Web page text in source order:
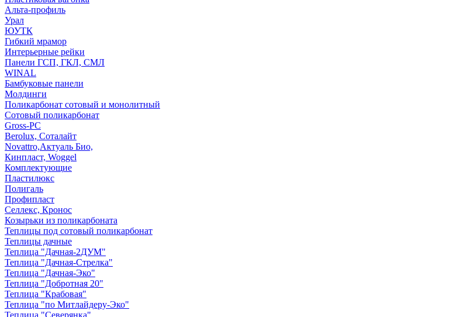
Альта-профиль
Урал
ЮУТК
Гибкий мрамор
Интерьерные рейки
Панели ГСП, ГКЛ, СМЛ
WINAL
Бамбуковые панели
Молдинги
Поликарбонат сотовый и монолитный
Сотовый поликарбонат
Gross-PC
Berolux, Соталайт
Novattro,Актуаль Био,
Кинпласт, Woggel
Комплектующие
Пластилюкс
Полигаль
Профипласт
Селлекс, Кронос
Козырьки из поликарбоната
Теплицы под сотовый поликарбонат
Теплицы дачные
Теплица "Дачная-2ДУМ"
Теплица "Дачная-Стрелка"
Теплица "Дачная-Эко"
Теплица "Добротная 20"
Теплица "Крабовая"
Теплица "по Митлайдеру-Эко"
Теплица "Северянка"